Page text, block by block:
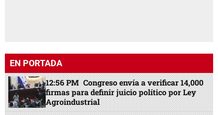
EN PORTADA
12:56 PM Congreso envía a verificar 14,000
firmas para definir juicio político por Ley
Agroindustrial